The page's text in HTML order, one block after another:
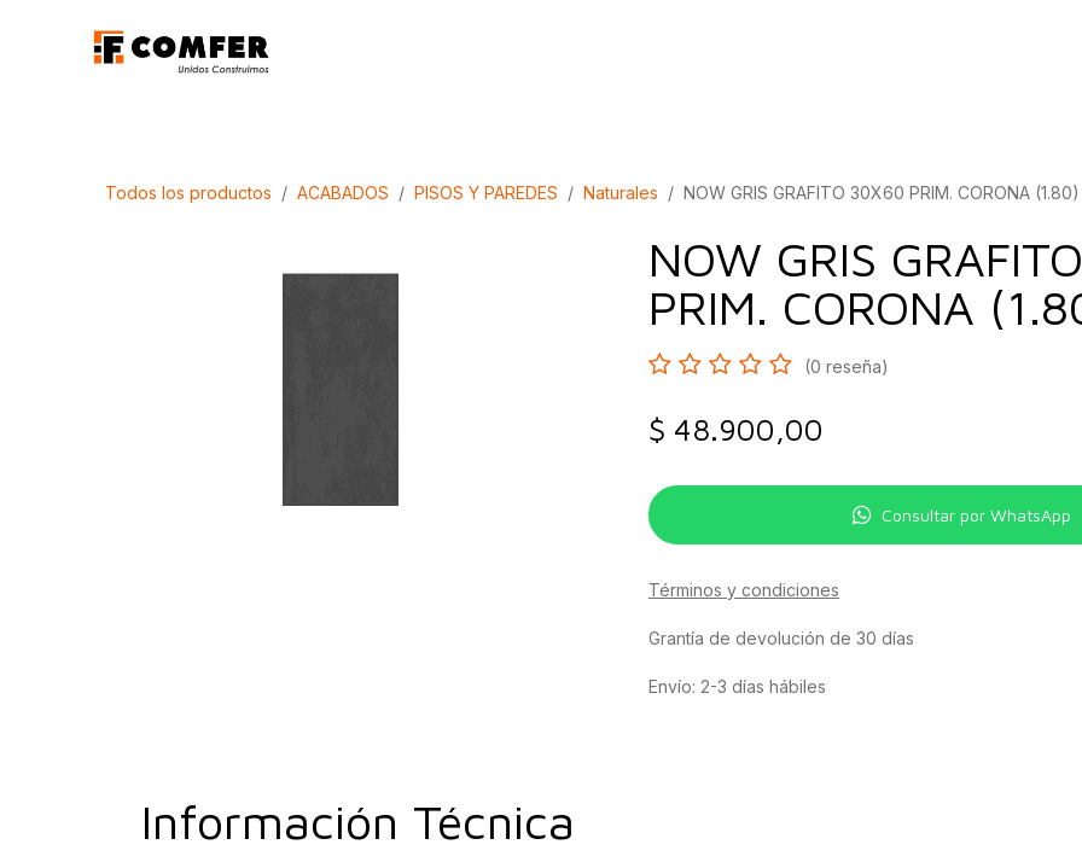
Todos los productos ACABADOS PISOS Y PAREDES Naturales NOW GRIS GRAFITO 30X60 PRIM. CORONA (1.80)
NOW GRIS
PRIM. CORONA
(0 reseña)
$ 48.900,00
Consultar por WhatsApp
Términos y condiciones
Grantía de devolución de 30 días
Envío: 2-3 días hábiles
Información Técnica